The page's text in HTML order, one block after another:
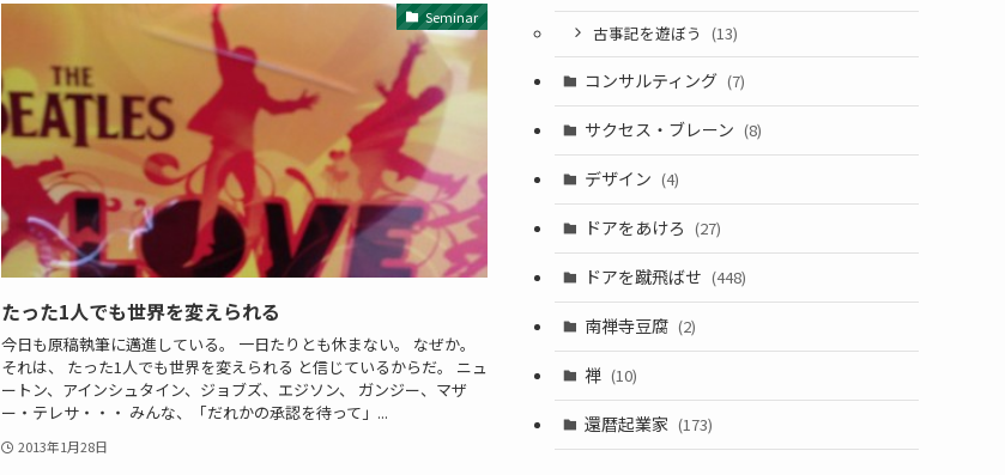
Seminar
たった1人でも世界を変えられる
今日も原稿執筆に邁進している。 一日たりとも休まない。 なぜか。
それは、 たった1人でも世界を変えられる と信じているからだ。 ニュ
ートン、アインシュタイン、ジョブズ、エジソン、 ガンジー、マザ
ー・テレサ・・・ みんな、「だれかの承認を待って」...
2013年1月28日
古事記を遊ぼう (13)
コンサルティング (7)
サクセス・ブレーン (8)
デザイン (4)
ドアをあけろ (27)
ドアを蹴飛ばせ (448)
南禅寺豆腐 (2)
禅 (10)
還暦起業家 (173)